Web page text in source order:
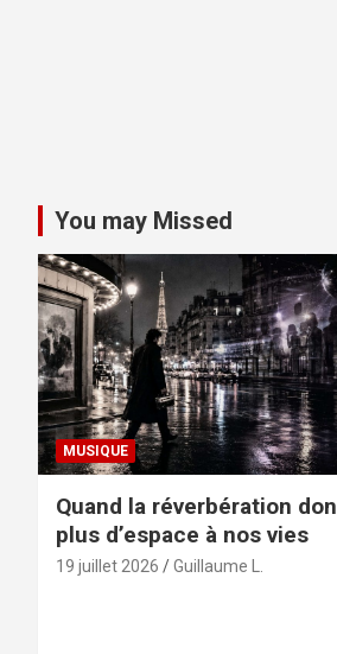
You may Missed
MUSIQUE
Quand la réverbération
plus d’espace à nos vies
19 juillet 2026 Guillaume L.